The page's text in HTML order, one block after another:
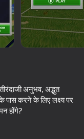
अनुभव, अद्भुत
करने के लिए लक्ष्य पर
होंगे?